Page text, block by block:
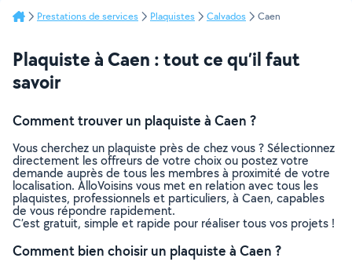
Prestations de services Plaquistes Calvados Caen
Plaquiste à Caen : tout ce qu’il faut
savoir
Comment trouver un plaquiste à Caen ?
Vous cherchez un plaquiste près de chez vous ? Sélectionnez
directement les offreurs de votre choix ou postez votre
demande auprès de tous les membres à proximité de votre
localisation. AlloVoisins vous met en relation avec tous les
plaquistes, professionnels et particuliers, à Caen, capables
de vous répondre rapidement.
C’est gratuit, simple et rapide pour réaliser tous vos projets !
Comment bien choisir un plaquiste à Caen ?